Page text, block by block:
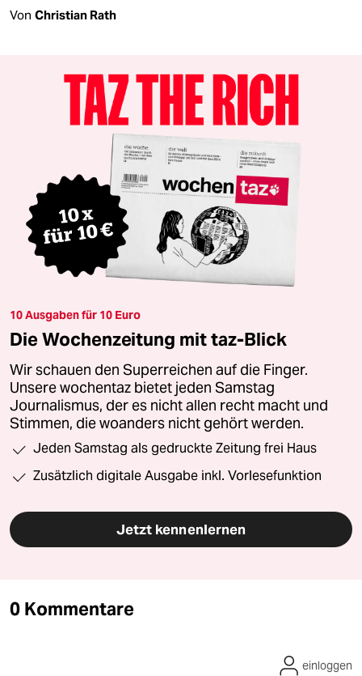
Von Christian Rath
10 Ausgaben für 10 Euro
Die Wochenzeitung mit taz-Blick
Wir schauen den Superreichen auf die Finger.
Unsere wochentaz bietet jeden Samstag
Journalismus, der es nicht allen recht macht und
Stimmen, die woanders nicht gehört werden.
Jeden Samstag als gedruckte Zeitung frei Haus
Zusätzlich digitale Ausgabe inkl. Vorlesefunktion
Jetzt kennenlernen
0 Kommentare
einloggen